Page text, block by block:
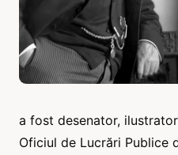
a fost desenator,
Oficiul de Lucrări Publice